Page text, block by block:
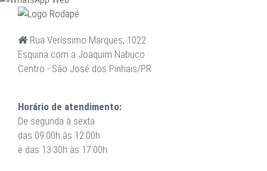
Rua Veríssimo Marques, 1022
Esquina com a Joaquim Nabuco
Centro - São José dos Pinhais/PR
Horário de atendimento:
De segunda à sexta
das 09:00h às 12:00h
e das 13:30h às 17:00h